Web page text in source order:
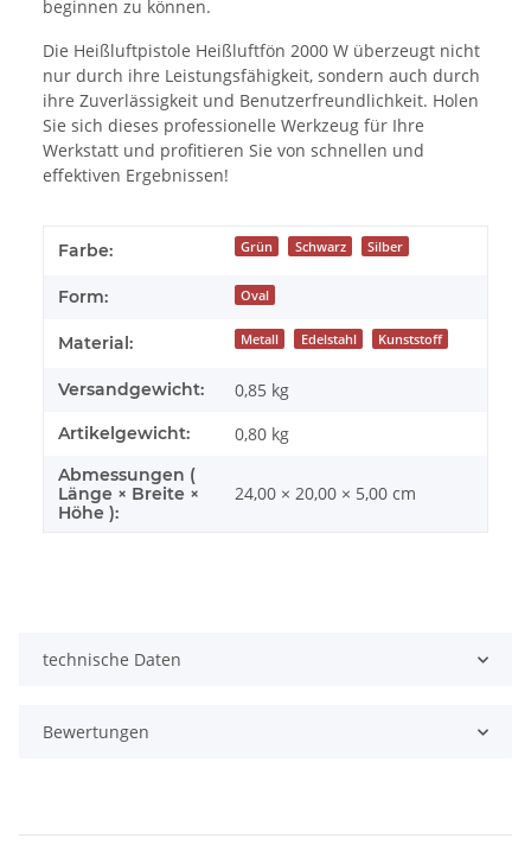
beginnen zu können.
Die Heißluftpistole Heißluftfön 2000 W überzeugt nicht
nur durch ihre Leistungsfähigkeit, sondern auch durch
ihre Zuverlässigkeit und Benutzerfreundlichkeit. Holen
Sie sich dieses professionelle Werkzeug für Ihre
Werkstatt und profitieren Sie von schnellen und
effektiven Ergebnissen!
Farbe: Grün Schwarz Silber
Form: Oval
Material: Metall Edelstahl Kunststoff
Versandgewicht: 0,85 kg
Artikelgewicht: 0,80 kg
Abmessungen (
Länge × Breite ×
Höhe ):
24,00 × 20,00 × 5,00 cm
technische Daten
Bewertungen